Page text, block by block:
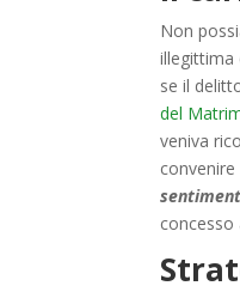
Non
illegittima
se il
del
veniva